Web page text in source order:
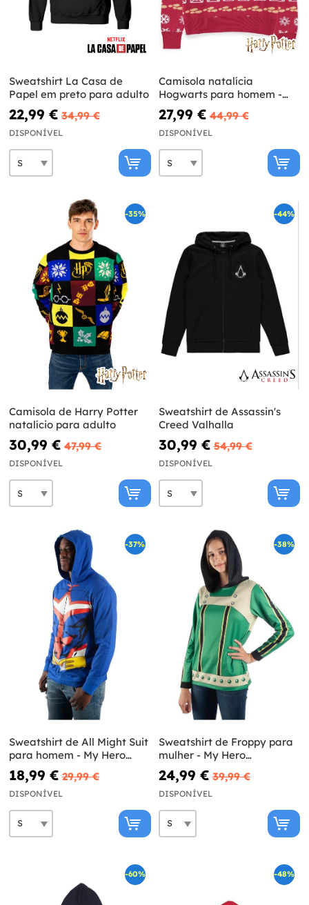
Sweatshirt La Casa de
Papel em preto para adulto
22,99 € 34,99 €
DISPONÍVEL
Camisola natalícia
Hogwarts para homem -
Harry Potter
27,99 € 44,99 €
DISPONÍVEL
-35%
Camisola de Harry Potter
natalício para adulto
30,99 € 47,99 €
DISPONÍVEL
-44%
Sweatshirt de Assassin's
Creed Valhalla
30,99 € 54,99 €
DISPONÍVEL
-37%
Sweatshirt de All Might Suit
para homem - My Hero
Academia
18,99 € 29,99 €
DISPONÍVEL
-38%
Sweatshirt de Froppy para
mulher - My Hero
Academia
24,99 € 39,99 €
DISPONÍVEL
-60% -48%